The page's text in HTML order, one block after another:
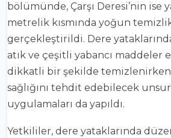
bölümünde, Çarşı Deresi’nin ise
metrelik kısmında yoğun temizlik
gerçekleştirildi. Dere
atık ve çeşitli yabancı maddeler
dikkatli bir şekilde
sağlığını tehdit edebilecek
uygulamaları da yapıldı.
Yetkililer, dere yataklarında